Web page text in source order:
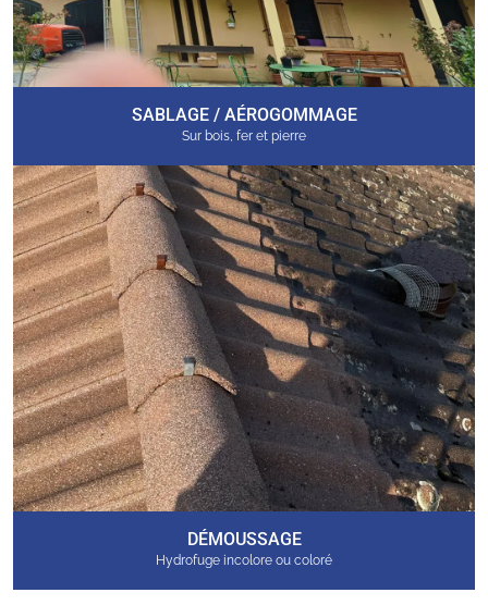
SABLAGE / AÉROGOMMAGE
Sur bois, fer et pierre
DÉMOUSSAGE
Hydrofuge incolore ou coloré